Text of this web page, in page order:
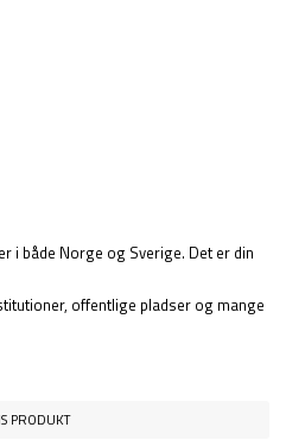
i både Norge og Sverige. Det er din
offentlige pladser og mange
PRODUKT